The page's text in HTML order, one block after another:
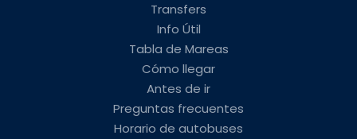
Transfers
Info Útil
Tabla de Mareas
Cómo llegar
Antes de ir
Preguntas frecuentes
Horario de autobuses